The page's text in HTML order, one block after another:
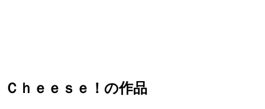
Ｃｈｅｅｓｅ！の作品